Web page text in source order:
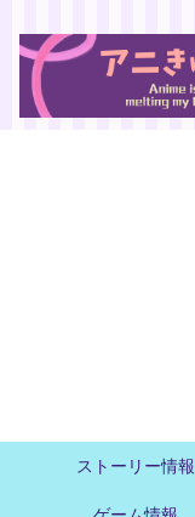
ストーリー情報